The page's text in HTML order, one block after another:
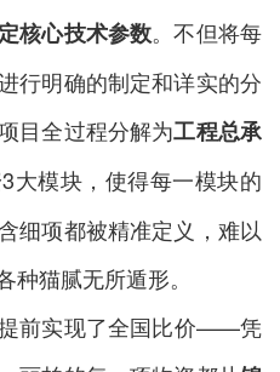
核心技术参数。不但将每
行明确的制定和详实的分
目全过程分解为工程总承
3大模块，使得每一模块的
细项都被精准定义，难以
猫腻无所遁形。
前实现了全国比价——凭